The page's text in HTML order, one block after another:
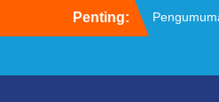
Penting:
Brosur
SMART